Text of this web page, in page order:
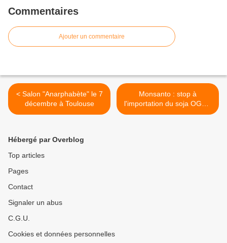
Commentaires
Ajouter un commentaire
< Salon "Anarphabète" le 7
décembre à Toulouse
Monsanto : stop à
l'importation du soja OGM !
>
Hébergé par Overblog
Top articles
Pages
Contact
Signaler un abus
C.G.U.
Cookies et données personnelles